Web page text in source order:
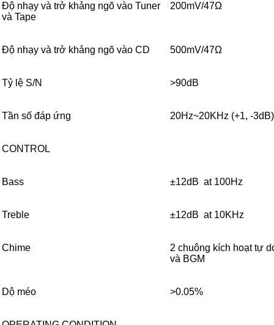
Độ nhạy và trở khảng ngõ vào Tuner
và Tape
200mV/47Ω
Độ nhạy và trở khảng ngõ vào CD 500mV/47Ω
Tỷ lệ S/N >90dB
Tần số đáp ứng 20Hz~20KHz (+1, -3dB)
CONTROL
Bass ±12dB at 100Hz
Treble ±12dB at 10KHz
Chime
2 chuông kích hoạt tự
và BGM
Dộ méo >0.05%